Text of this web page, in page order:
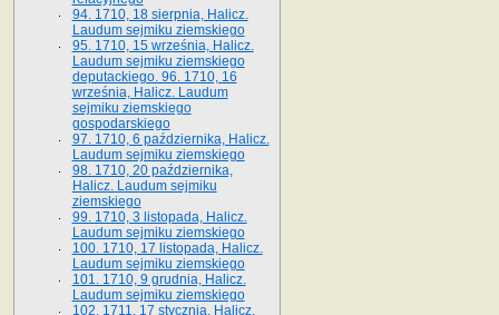
94. 1710, 18 sierpnia, Halicz.
Laudum sejmiku ziemskiego
95. 1710, 15 września, Halicz.
Laudum sejmiku ziemskiego
deputackiego. 96. 1710, 16
września, Halicz. Laudum
sejmiku ziemskiego
gospodarskiego
97. 1710, 6 października, Halicz.
Laudum sejmiku ziemskiego
98. 1710, 20 października,
Halicz. Laudum sejmiku
ziemskiego
99. 1710, 3 listopada, Halicz.
Laudum sejmiku ziemskiego
100. 1710, 17 listopada, Halicz.
Laudum sejmiku ziemskiego
101. 1710, 9 grudnia, Halicz.
Laudum sejmiku ziemskiego
102. 1711, 17 stycznia, Halicz.